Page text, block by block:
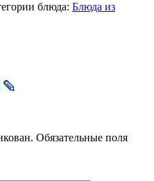
блюда: Блюда из
Обязательные поля